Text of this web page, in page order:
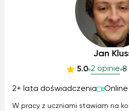
Jan
5.0 2 opinie 8
2+ lata doświadczenia Online
W pracy z uczniami stawiam na